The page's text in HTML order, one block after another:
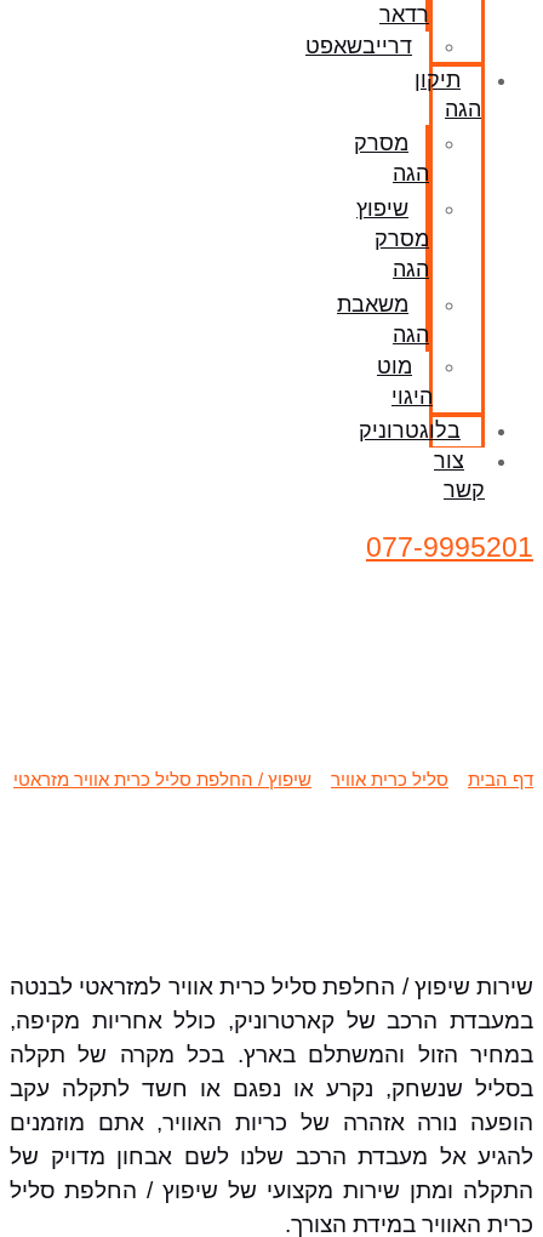
רדאר
דרייבשאפט
תיקון
הגה
מסרק
הגה
שיפוץ
מסרק
הגה
משאבת
הגה
מוט
היגוי
בלוגטרוניק
צור
קשר
077-9995201
דף הבית סליל כרית אוויר
שיפוץ / החלפת סליל כרית אוויר מזראטי
שירות שיפוץ / החלפת סליל כרית אוויר למזראטי לבנטה
במעבדת הרכב של קארטרוניק, כולל אחריות מקיפה,
במחיר הזול והמשתלם בארץ. בכל מקרה של תקלה
בסליל שנשחק, נקרע או נפגם או חשד לתקלה עקב
הופעה נורה אזהרה של כריות האוויר, אתם מוזמנים
להגיע אל מעבדת הרכב שלנו לשם אבחון מדויק של
התקלה ומתן שירות מקצועי של שיפוץ / החלפת סליל
כרית האוויר במידת הצורך.